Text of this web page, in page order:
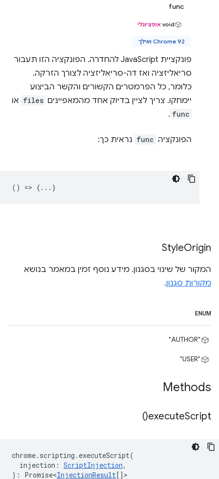
func
‫void אופציונלי
Chrome 92 ואילך
פונקציית JavaScript להחדרה. הפונקציה הזו תעבור
סריאליזציה ואז דה-סריאליזציה לצורך הזרקה.
כלומר, כל הפרמטרים הקשורים והקשר הביצוע
יימחקו. צריך לציין בדיוק אחד מהמאפיינים files או
func
.
הפונקציה func נראית כך:
() => {...}
StyleOrigin
המקור של שינוי בסגנון. מידע נוסף זמין במאמר בנושא
מקורות סגנון.
ENUM
"AUTHOR"
"USER"
Methods
executeScript(
)
chrome. scripting . executeScript(
injection : ScriptInjection,
) : Promise<InjectionResult[] >